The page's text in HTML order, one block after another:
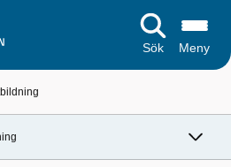
Sök Meny